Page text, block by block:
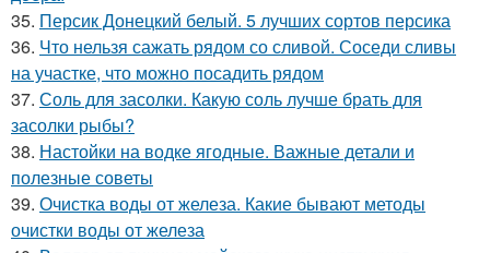
35. Персик Донецкий белый. 5 лучших сортов персика
36. Что нельзя сажать рядом со сливой. Соседи сливы
на участке, что можно посадить рядом
37. Соль для засолки. Какую соль лучше брать для
засолки рыбы?
38. Настойки на водке ягодные. Важные детали и
полезные советы
39. Очистка воды от железа. Какие бывают методы
очистки воды от железа